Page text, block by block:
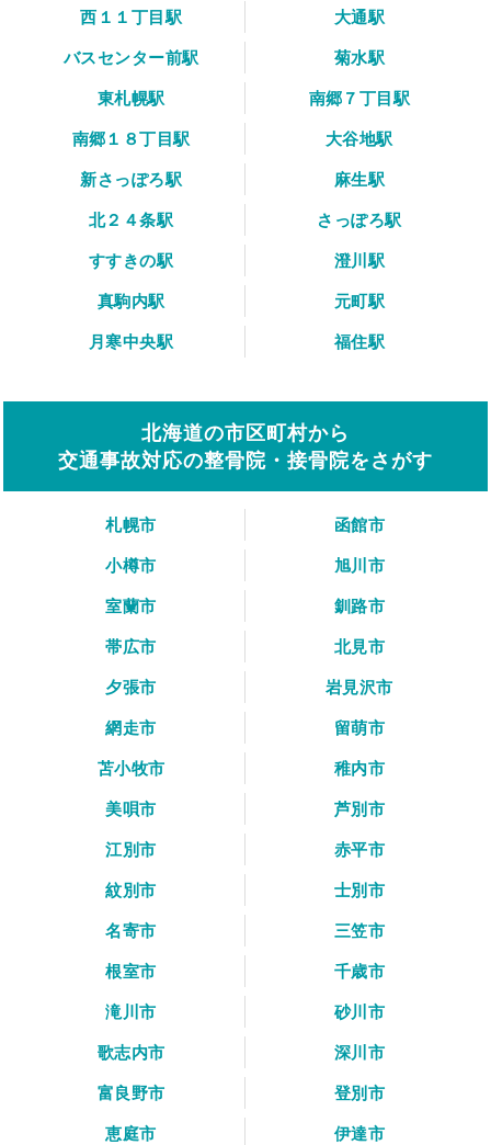
西１１丁目駅
大通駅
バスセンター前駅
菊水駅
東札幌駅
南郷７丁目駅
南郷１８丁目駅
大谷地駅
新さっぽろ駅
麻生駅
北２４条駅
さっぽろ駅
すすきの駅
澄川駅
真駒内駅
元町駅
月寒中央駅
福住駅
北海道の市区町村から
交通事故対応の整骨院・接骨院をさがす
札幌市
函館市
小樽市
旭川市
室蘭市
釧路市
帯広市
北見市
夕張市
岩見沢市
網走市
留萌市
苫小牧市
稚内市
美唄市
芦別市
江別市
赤平市
紋別市
士別市
名寄市
三笠市
根室市
千歳市
滝川市
砂川市
歌志内市
深川市
富良野市
登別市
恵庭市
伊達市